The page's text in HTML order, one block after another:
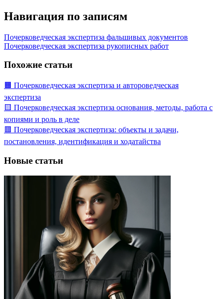
Навигация по записям
Почерковедческая экспертиза фальшивых документов
Почерковедческая экспертиза рукописных работ
Похожие статьи
🟧 Почерковедческая экспертиза и автороведческая
экспертиза
🟨 Почерковедческая экспертиза основания, методы, работа с
копиями и роль в деле
🟥 Почерковедческая экспертиза: объекты и задачи,
постановления, идентификация и ходатайства
Новые статьи